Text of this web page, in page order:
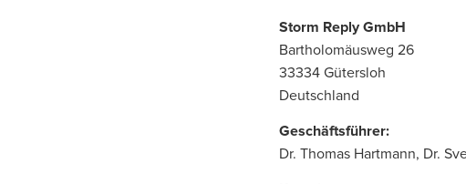
Storm Reply GmbH
Bartholomäusweg 26
33334 Gütersloh
Deutschland
Geschäftsführer:
Dr. Thomas Hartmann, Dr.